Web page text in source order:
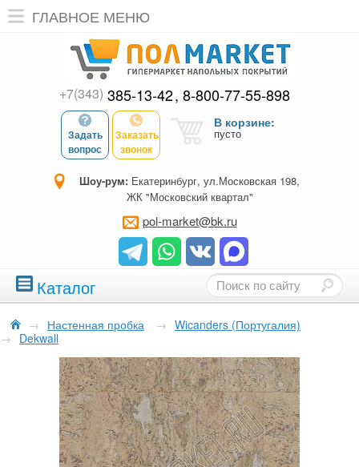
ГЛАВНОЕ МЕНЮ
+7(343) 385-13-42 8-800-77-55-898
Задать
вопрос
Заказать
звонок
В корзине:
пусто
Шоу-рум: Екатеринбург, ул.Московская 198,
ЖК "Московский квартал"
pol-market@bk.ru
Каталог
→ Настенная пробка → Wicanders (Португалия)
→ Dekwall